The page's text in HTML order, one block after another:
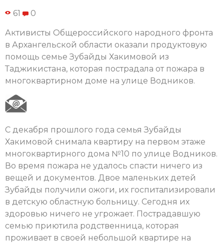
61 0
Активисты Общероссийского народного фронта
в Архангельской области оказали продуктовую
помощь семье Зубайды Хакимовой из
Таджикистана, которая пострадала от пожара в
многоквартирном доме на улице Водников.
С декабря прошлого года семья Зубайды
Хакимовой снимала квартиру на первом этаже
многоквартирного дома №10 по улице Водников.
Во время пожара не удалось спасти ничего из
вещей и документов. Двое маленьких детей
Зубайды получили ожоги, их госпитализировали
в детскую областную больницу. Сегодня их
здоровью ничего не угрожает. Пострадавшую
семью приютила родственница, которая
проживает в своей небольшой квартире на